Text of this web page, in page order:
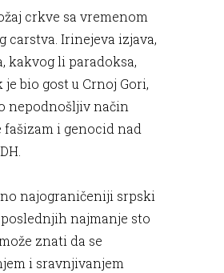
crkve sa vremenom
carstva. Irinejeva izjava,
kakvog li paradoksa,
bio gost u Crnoj Gori,
nepodnošljiv način
i genocid nad
najograničeniji srpski
najmanje sto
znati da se
i sravnjivanjem